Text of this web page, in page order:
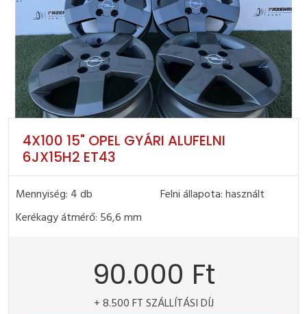
4X100 15" OPEL GYÁRI ALUFELNI
6JX15H2 ET43
Mennyiség: 4 db
Felni állapota: használt
Kerékagy átmérő: 56,6 mm
90.000 Ft
+ 8.500 FT SZÁLLÍTÁSI DÍJ